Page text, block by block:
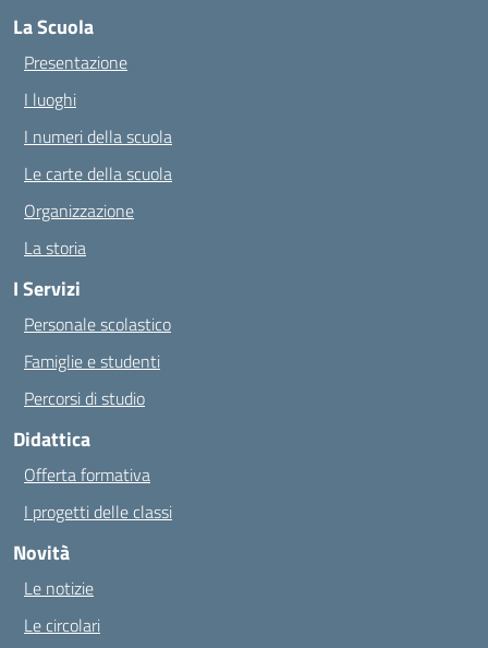
La Scuola
Presentazione
I luoghi
I numeri della scuola
Le carte della scuola
Organizzazione
La storia
I Servizi
Personale scolastico
Famiglie e studenti
Percorsi di studio
Didattica
Offerta formativa
I progetti delle classi
Novità
Le notizie
Le circolari